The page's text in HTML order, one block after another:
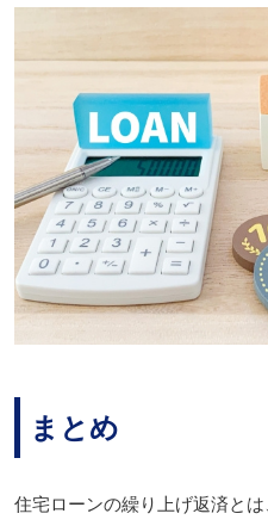
まとめ
住宅ローンの繰り上げ返済と